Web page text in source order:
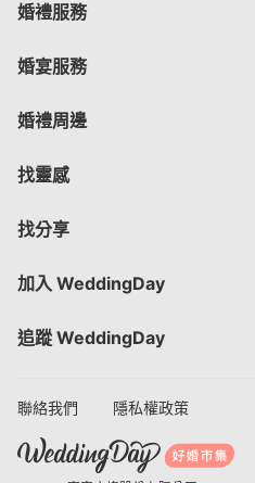
婚禮服務
婚宴服務
婚禮周邊
找靈感
找分享
加入 WeddingDay
追蹤 WeddingDay
聯絡我們 隱私權政策